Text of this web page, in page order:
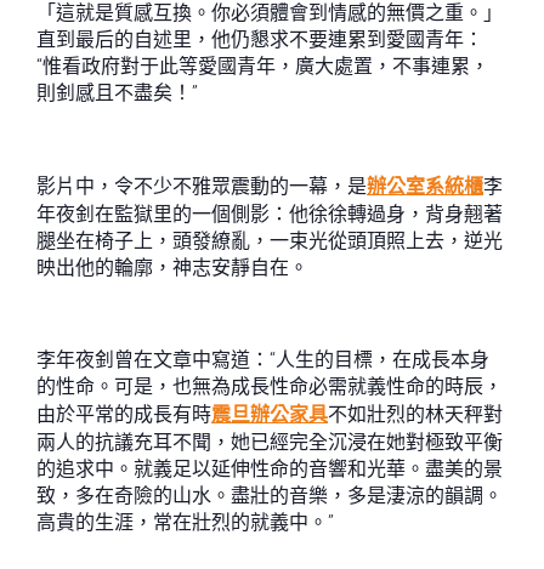
「這就是質感互換。你必須體會到情感的無價之重。」
直到最后的自述里，他仍懇求不要連累到愛國青年：
“惟看政府對于此等愛國青年，廣大處置，不事連累，
則釗感且不盡矣！”
影片中，令不少不雅眾震動的一幕，是辦公室系統櫃李
年夜釗在監獄里的一個側影：他徐徐轉過身，背身翹著
腿坐在椅子上，頭發繚亂，一束光從頭頂照上去，逆光
映出他的輪廓，神志安靜自在。
李年夜釗曾在文章中寫道：“人生的目標，在成長本身
的性命。可是，也無為成長性命必需就義性命的時辰，
由於平常的成長有時震旦辦公家具不如壯烈的林天秤對
兩人的抗議充耳不聞，她已經完全沉浸在她對極致平衡
的追求中。就義足以延伸性命的音響和光華。盡美的景
致，多在奇險的山水。盡壯的音樂，多是淒涼的韻調。
高貴的生涯，常在壯烈的就義中。”